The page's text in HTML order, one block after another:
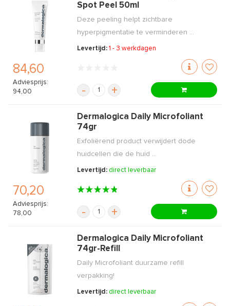
84,60
Adviesprijs:
94,00
Spot Peel 50ml
Deze peeling helpt zichtbare
hyperpigmentatie te verminderen ...
Levertijd:1 - 3 werkdagen
- +
70,20
Adviesprijs:
78,00
Dermalogica Daily Microfoliant
74gr
Exfoliërend product verwijdert dode
huidcellen die de huid ...
Levertijd: direct leverbaar
- +
Dermalogica Daily Microfoliant
74gr-Refill
Daily Microfoliant duurzame refill
verpakking!
Levertijd: direct leverbaar